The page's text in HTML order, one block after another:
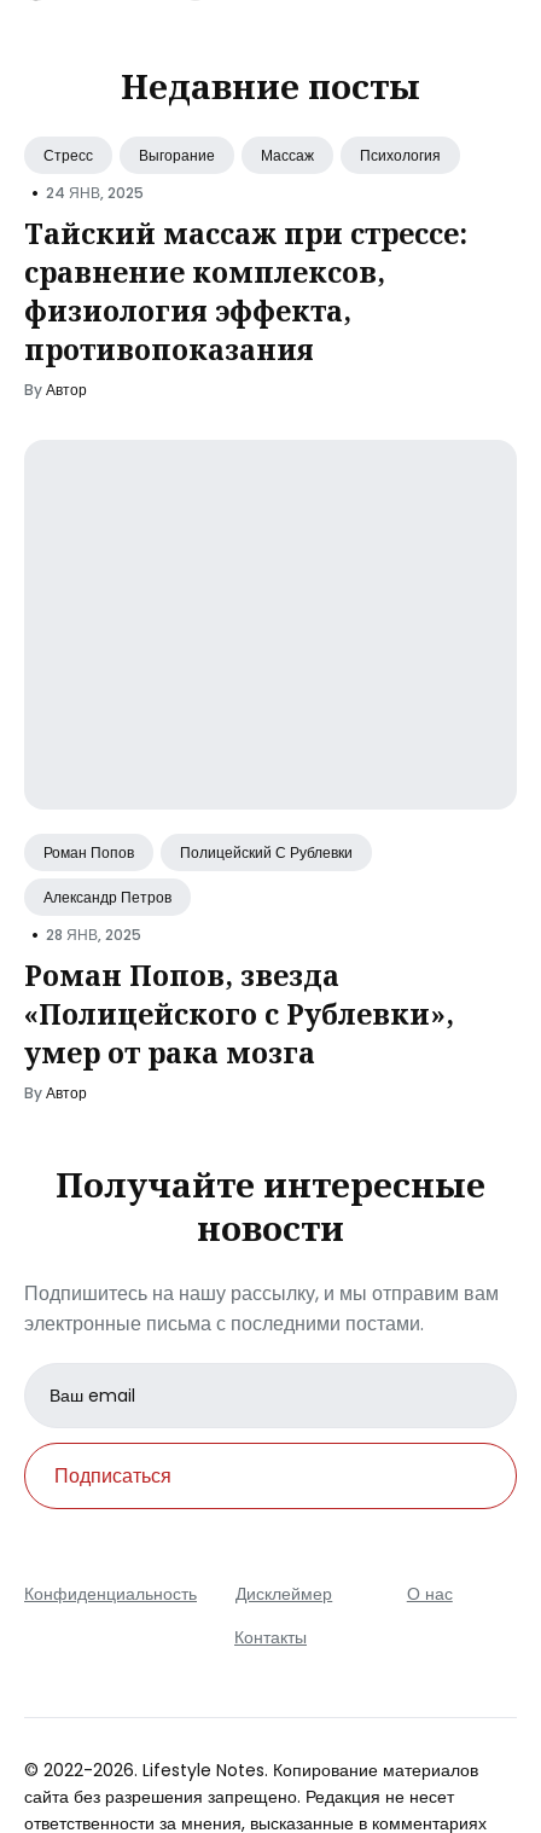
Недавние посты
Стресс Выгорание Массаж Психология
• 24 ЯНВ, 2025
Тайский массаж при стрессе:
сравнение комплексов,
физиология эффекта,
противопоказания
ByАвтор
Роман Попов Полицейский С Рублевки
Александр Петров
• 28 ЯНВ, 2025
Роман Попов, звезда
«Полицейского с Рублевки»,
умер от рака мозга
ByАвтор
Получайте интересные
новости
Подпишитесь на нашу рассылку, и мы отправим вам
электронные письма с последними постами.
Email
address
Подписаться
Конфиденциальность Дисклеймер
О нас
Контакты
© 2022-2026. Lifestyle Notes. Копирование материалов
сайта без разрешения запрещено. Редакция не несет
ответственности за мнения, высказанные в комментариях